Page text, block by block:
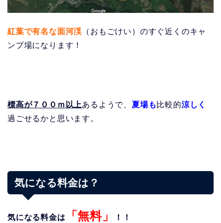
紅葉で有名な面河渓 （おもごけい）のすぐ近くのキャ
ンプ場になります！
標高が７００ｍ以上あるようで、夏場も 比較的涼しく
過ごせるかと思います。
気になる料金は？
気になる料金は 「無料」 ！！